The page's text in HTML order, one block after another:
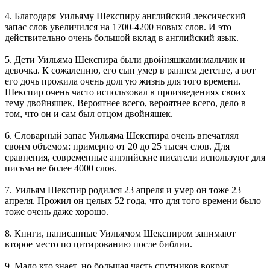
4. Благодаря Уильяму Шекспиру английский лексический
запас слов увеличился на 1700-4200 новых слов. И это
действительно очень большой вклад в английский язык.
5. Дети Уильяма Шекспира были двойняшками:мальчик и
девочка. К сожалению, его сын умер в раннем детстве, а вот
его дочь прожила очень долгую жизнь для того времени.
Шекспир очень часто использовал в произведениях своих
тему двойняшек, Вероятнее всего, вероятнее всего, дело в
том, что он и сам был отцом двойняшек.
6. Словарный запас Уильяма Шекспира очень впечатлял
своим объемом: примерно от 20 до 25 тысяч слов. Для
сравнения, современные английские писатели используют для
письма не более 4000 слов.
7. Уильям Шекспир родился 23 апреля и умер он тоже 23
апреля. Прожил он целых 52 года, что для того времени было
тоже очень даже хорошо.
8. Книги, написанные Уильямом Шекспиром занимают
второе место по цитированию после библии.
9. Мало кто знает, но большая часть спутников вокруг